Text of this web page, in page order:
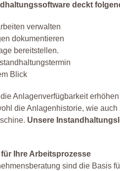
deckt
verwalten
dokumentieren
bereitstellen.
Blick
Anlagenverfügbarkeit
die Anlagenhistorie, wie
Unsere
Ihre Arbeitsprozesse
sind die Basis